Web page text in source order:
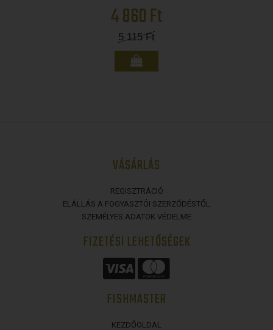
4 860 Ft
5 115Ft
VÁSÁRLÁS
REGISZTRÁCIÓ
ELÁLLÁS A FOGYASZTÓI SZERZŐDÉSTŐL
SZEMÉLYES ADATOK VÉDELME
FIZETÉSI LEHETŐSÉGEK
FISHMASTER
KEZDŐOLDAL